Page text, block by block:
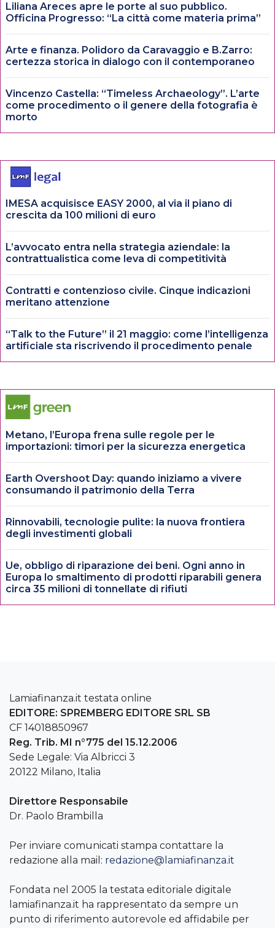
Liliana Areces apre le porte al suo pubblico.
Officina Progresso: “La città come materia prima”
Arte e finanza. Polidoro da Caravaggio e B.Zarro:
certezza storica in dialogo con il contemporaneo
Vincenzo Castella: “Timeless Archaeology”. L’arte
come procedimento o il genere della fotografia è
morto
IMESA acquisisce EASY 2000, al via il piano di
crescita da 100 milioni di euro
L’avvocato entra nella strategia aziendale: la
contrattualistica come leva di competitività
Contratti e contenzioso civile. Cinque indicazioni
meritano attenzione
“Talk to the Future” il 21 maggio: come l’intelligenza
artificiale sta riscrivendo il procedimento penale
Metano, l’Europa frena sulle regole per le
importazioni: timori per la sicurezza energetica
Earth Overshoot Day: quando iniziamo a vivere
consumando il patrimonio della Terra
Rinnovabili, tecnologie pulite: la nuova frontiera
degli investimenti globali
Ue, obbligo di riparazione dei beni. Ogni anno in
Europa lo smaltimento di prodotti riparabili genera
circa 35 milioni di tonnellate di rifiuti
Lamiafinanza.it testata online
EDITORE: SPREMBERG EDITORE SRL SB
CF 14018850967
Reg. Trib. MI n°775 del 15.12.2006
Sede Legale: Via Albricci 3
20122 Milano, Italia
Direttore Responsabile
Dr. Paolo Brambilla
Per inviare comunicati stampa contattare la
redazione alla mail: redazione@lamiafinanza.it
Fondata nel 2005 la testata editoriale digitale
lamiafinanza.it ha rappresentato da sempre un
punto di riferimento autorevole ed affidabile per